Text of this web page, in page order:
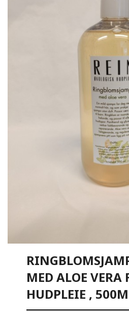
MED ALOE VERA
HUDPLEIE ,